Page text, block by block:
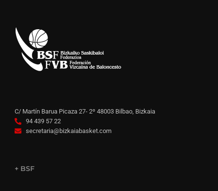
C/ Martín Barua Picaza 27- 2º 48003 Bilbao, Bizkaia
94 439 57 22
secretaria@bizkaiabasket.com
+ BSF